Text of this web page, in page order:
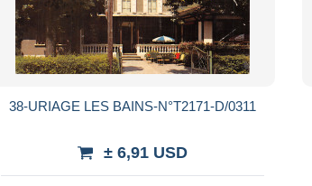
38-URIAGE LES BAINS-N°T2171-D/0311
± 6,91 USD